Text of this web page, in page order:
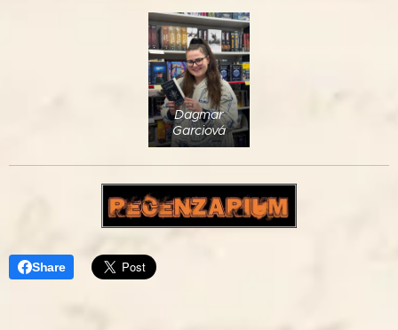
Dagmar
Garciová
Share